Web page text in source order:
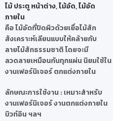
ไม้ ประตู หน้าต่าง,ไม้อัด,ไม้อัด
ภายใน
คือ ไม้อัดที่ปิดผิวด้วยเยื่อไม้สัก
สังเคราะห์เลียนแบบให้คล้ายกับ
ลายไม้สักธรรมชาติ โดยจะมี
ลวดลายเหมือนกันทุกแผ่น นิยมใช้ใน
งานเฟอร์นิเจอร์ ตกแต่งภายใน
ลักษณะการใช้งาน : เหมาะสำหรับ
งานเฟอร์นิเจอร์ งานตกแต่งภายใน
บิวท์อิน ฯลฯ